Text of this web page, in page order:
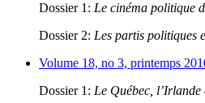
Dossier 1: Le cinéma politique
Dossier 2: Les partis politiques
Volume 18, no 3, printemps
Dossier 1: Le Québec,